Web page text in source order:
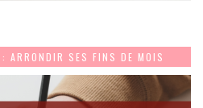
ARRONDIR SES FINS DE MOIS